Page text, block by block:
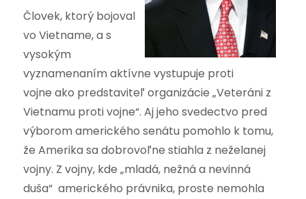
Človek, ktorý bojoval
vo Vietname, a s
vysokým
vyznamenaním aktívne vystupuje proti
vojne ako predstaviteľ organizácie „Veteráni z
Vietnamu proti vojne“. Aj jeho svedectvo pred
výborom amerického senátu pomohlo k tomu,
že Amerika sa dobrovoľne stiahla z neželanej
vojny. Z vojny, kde „mladá, nežná a nevinná
duša“ amerického právnika, proste nemohla